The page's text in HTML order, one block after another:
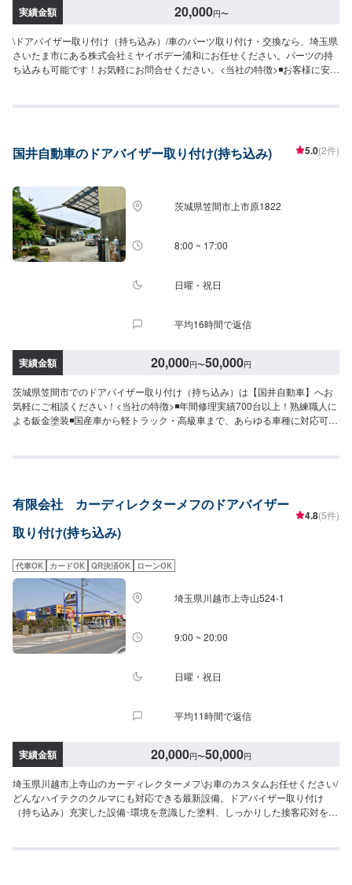
実績金額 20,000円〜
\ドアバイザー取り付け（持ち込み）/車のパーツ取り付け・交換なら、埼玉県
さいたま市にある株式会社ミヤイボデー浦和にお任せください。パーツの持
ち込みも可能です！お気軽にお問合せください。<当社の特徴>◾お客様に安
うことなどは実務経験の長いスタッフが丁寧にわかりやすく説明いたします
【作業の流れ】【1】お問い合わせ【2】車の確認・お見積もりの作成【3】
ともできますので事前にご相談ください。代車は、ご希望の車種がお選びい
ただけ、ほぼすべてにETC、ナビが付いております。※代車の燃料代はお客様
にご負担いただいております。【定休日・営業時間】定休日：不定休日曜日
はお問い合わせください。営業時間：9:00~18:00
国井自動車のドアバイザー取り付け(持ち込み) 5.0(2件)
茨城県笠間市上市原1822
8:00 ~ 17:00
日曜・祝日
平均16時間で返信
実績金額 20,000円〜50,000円
茨城県笠間市でのドアバイザー取り付け（持ち込み）は【国井自動車】へお
気軽にご相談ください！<当社の特徴>◾年間修理実績700台以上！熟練職人に
よる鈑金塗装◾国産車から軽トラック・高級車まで、あらゆる車種に対応可
お時間があまり取れない…などのご相談もお気軽にどうぞ！【1】オファーに
となります。(要相談)納期は前後する場合がございます。予めご了承くださ
い。-----ご来店時の注意、受付方法-----入庫の際はお気をつけてお越しくださ
い。駐車スペースは事務所前の空いているスペースに駐車してください。受
します。【定休日・営業時間】定休日：第２、４土曜日、日曜日、祝日営業
時間：8:00~17:00
有限会社 カーディレクターメフのドアバイザー
取り付け(持ち込み)
4.8(5件)
代車OK カードOK QR決済OK ローンOK
埼玉県川越市上寺山524-1
9:00 ~ 20:00
日曜・祝日
平均11時間で返信
実績金額 20,000円〜50,000円
埼玉県川越市上寺山のカーディレクターメフ\お車のカスタムお任せください/
どんなハイテクのクルマにも対応できる最新設備。ドアバイザー取り付け
（持ち込み）充実した設備･環境を意識した塗料、しっかりした接客応対をい
入希望の旨をオファー備考欄にご記載ください。【代車について】作業中は